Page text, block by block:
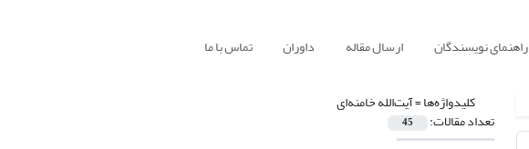
راهنمای نویسندگان ارسال مقاله داوران تماس با ما
کلیدواژه‌ها =آیت‌الله خامنه‌ای
تعداد مقالات: 45